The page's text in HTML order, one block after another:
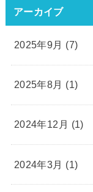
アーカイブ
2025年9月 (7)
2025年8月 (1)
2024年12月 (1)
2024年3月 (1)